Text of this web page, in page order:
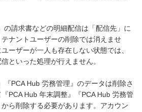
請求書などの明細配信は「配信先」に
ナントユーザーの削除では消えませ
ーザーが一人も存在しない状態では、
といった処理が行えません。
PCA Hub 労務管理』のデータは削除さ
PCA Hub 年末調整』『PCA Hub 労務管
ら削除する必要があります。アカウン